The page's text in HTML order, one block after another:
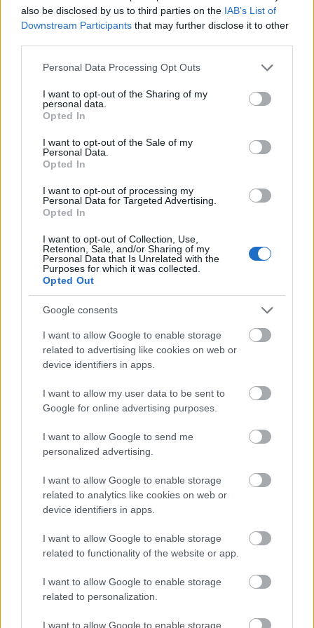
also be disclosed by us to third parties on the IAB’s List of
Downstream Participants that may further disclose it to other
Please note that this website/app uses one or more Google
not limited to your visit or usage behaviour. You may click to
grant or deny consent to Google and its third-party tags to
use your data for below specified purposes in below Google
consent section.
Personal Data Processing Opt Outs
I want to opt-out of the Sharing of my
personal data.
Opted In
I want to opt-out of the Sale of my
Personal Data.
Opted In
I want to opt-out of processing my
Personal Data for Targeted Advertising.
Opted In
I want to opt-out of Collection, Use,
Retention, Sale, and/or Sharing of my
Personal Data that Is Unrelated with the
Purposes for which it was collected.
Opted Out
Google consents
I want to allow Google to enable storage
related to advertising like cookies on web or
device identifiers in apps.
I want to allow my user data to be sent to
Google for online advertising purposes.
I want to allow Google to send me
personalized advertising.
I want to allow Google to enable storage
related to analytics like cookies on web or
device identifiers in apps.
I want to allow Google to enable storage
related to functionality of the website or app.
I want to allow Google to enable storage
related to personalization.
I want to allow Google to enable storage
Jevgenyij Koroljov (Fotó: figaro.postr.hu)
Művészetek Palotája, Fesztivál Színház
Házigazda: Batta András
„Ott van a boldogság, ahol te nem vagy jelen"
– ez a zárómondata Schubert egyik
vándor. Lélekben szüntelenül vándorolt ez a
nagyon fiatalon, mindössze 32 évesen
eltávozott zeneszerző, aki bármely
pszichiáternél találóbban jellemezte
önmagát: „Ha a szerelmet akartam
megénekelni, fájdalommá lett bennem. S ha a
fájdalomról akartam énekelni, szeretetté
vált".
Mozart, Beethoven és Mendelssohn után a
Concerto Budapest művészeivel és a
reménységeivel, Keller András művészeti
vezetésével folytatjuk a „
törzsközönsége legnagyobb örömünkre
egyre gyarapodik. 2014 első 4 hónapjában 4
hangversenyen Franz Schubert zsenijéhez
próbálunk közelebb férkőzni, segítségül híva
ismét az irodalmat és a képzőművészetet,
hangokká alakulva nyerik el a hallgatóság és
a moderátor közös szellemi tornáin mélyebb
értelmüket. Várjuk vissza a törzstagokat és